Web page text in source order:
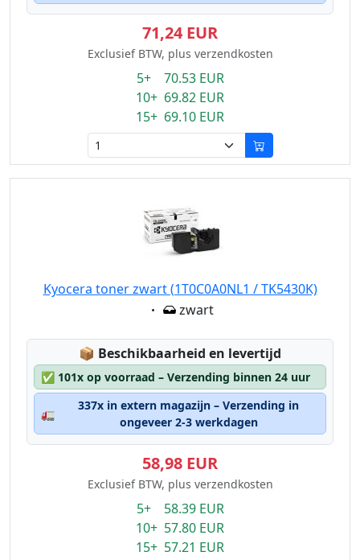
71,24 EUR
Exclusief BTW, plus verzendkosten
5+ 70.53 EUR
10+ 69.82 EUR
15+ 69.10 EUR
Kyocera toner zwart (1T0C0A0NL1 / TK5430K)
Eigenschaft:
zwart
📦 Lagerstatus:
Beschikbaarheid en levertijd
✅ 101x op voorraad – Verzending binnen 24 uur
🚛
337x in extern magazijn – Verzending in
ongeveer 2-3 werkdagen
58,98 EUR
Exclusief BTW, plus verzendkosten
5+ 58.39 EUR
10+ 57.80 EUR
15+ 57.21 EUR